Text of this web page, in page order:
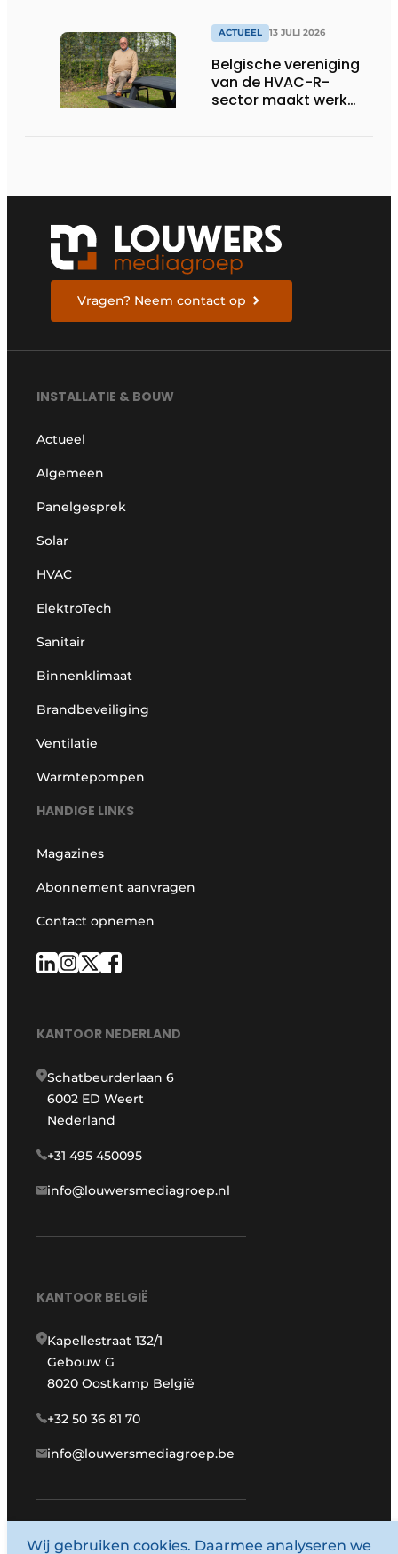
ACTUEEL 13 JULI 2026
Belgische vereniging
van de HVAC-R-
sector maakt werk
Vragen? Neem contact op
INSTALLATIE & BOUW
Actueel
Algemeen
Panelgesprek
Solar
HVAC
ElektroTech
Sanitair
Binnenklimaat
Brandbeveiliging
Ventilatie
Warmtepompen
HANDIGE LINKS
Magazines
Abonnement aanvragen
Contact opnemen
KANTOOR NEDERLAND
Schatbeurderlaan 6
6002 ED Weert
Nederland
+31 495 450095
info@louwersmediagroep.nl
KANTOOR BELGIË
Kapellestraat 132/1
Gebouw G
8020 Oostkamp België
+32 50 36 81 70
info@louwersmediagroep.be
www.louwersmediagroep.com
Wij gebruiken cookies. Daarmee analyseren we